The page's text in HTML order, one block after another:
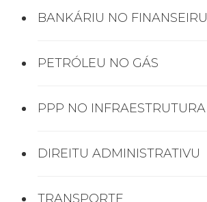
BANKÁRIU NO FINANSEIRU
PETRÓLEU NO GÁS
PPP NO INFRAESTRUTURA
DIREITU ADMINISTRATIVU
TRANSPORTE